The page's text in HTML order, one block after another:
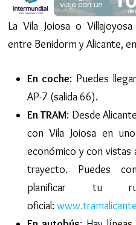
La Vila Joiosa o
entre Benidorm y Alicante,
En coche: Puedes
AP-7 (salida 66).
En TRAM: Desde
con Vila Joiosa en
económico y con vistas
trayecto. Puedes
planificar tu
oficial: